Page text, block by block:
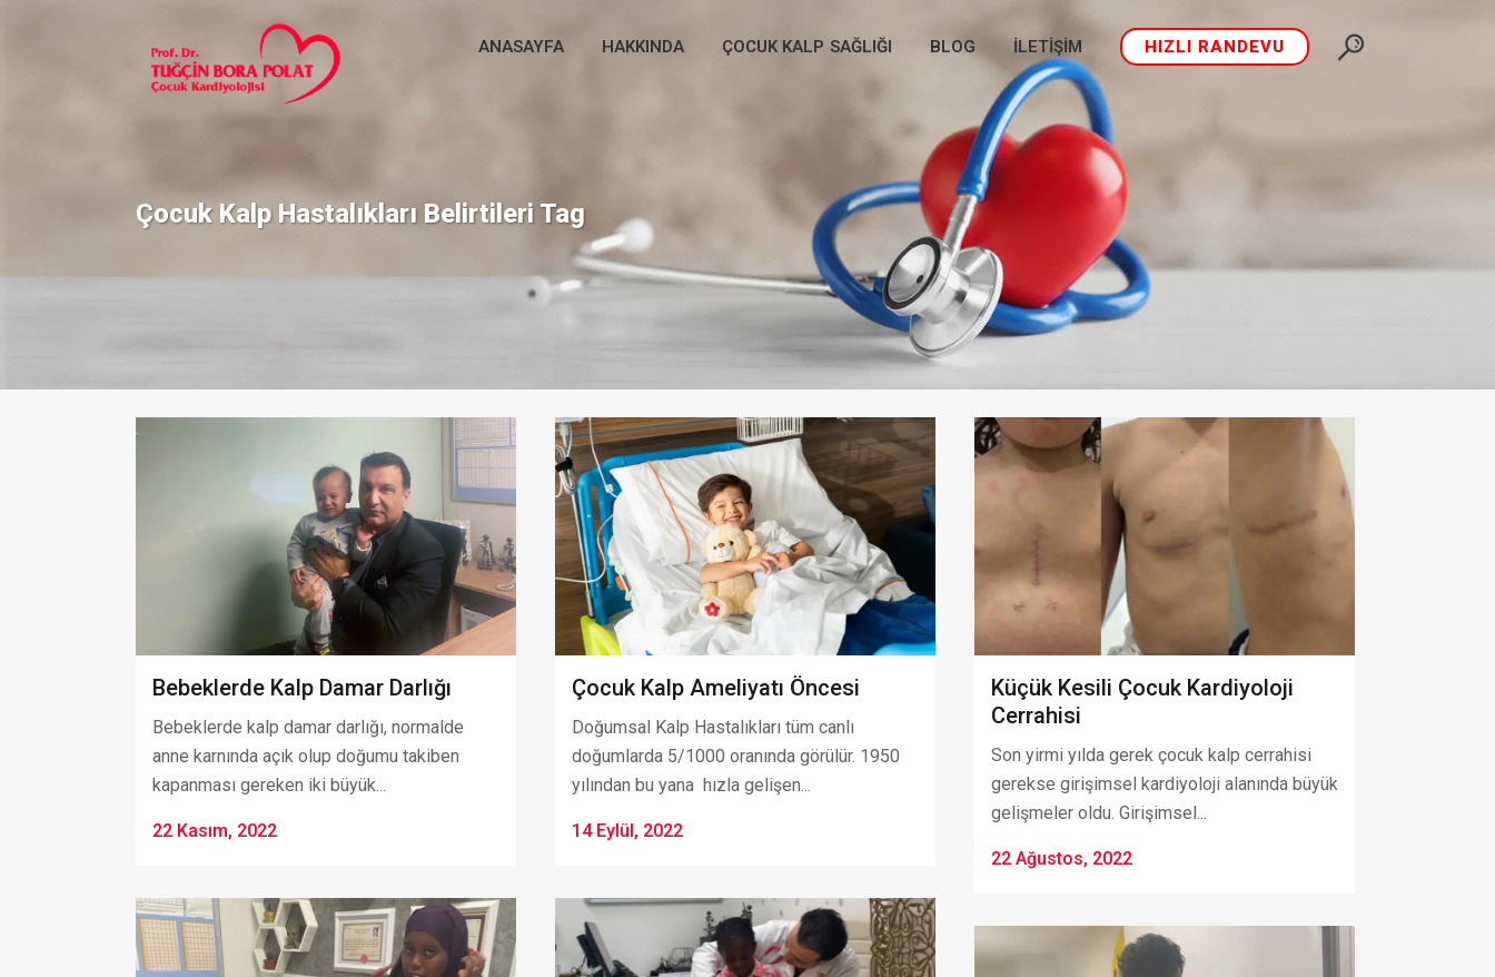
HIZLI RANDEVU
ANASAYFA HAKKINDA ÇOCUK KALP SAĞLIĞI BLOG İLETIŞIM
Çocuk Kalp Hastalıkları Belirtileri Tag
Bebeklerde Kalp Damar Darlığı
Bebeklerde kalp damar darlığı, normalde
anne karnında açık olup doğumu takiben
kapanması gereken iki büyük...
22 Kasım, 2022
Çocuk Kalp Ameliyatı Öncesi
Doğumsal Kalp Hastalıkları tüm canlı
doğumlarda 5/1000 oranında görülür. 1950
yılından bu yana hızla gelişen...
14 Eylül, 2022
Küçük Kesili Çocuk Kardiyoloji
Cerrahisi
Son yirmi yılda gerek çocuk kalp cerrahisi
gerekse girişimsel kardiyoloji alanında büyük
gelişmeler oldu. Girişimsel...
22 Ağustos, 2022